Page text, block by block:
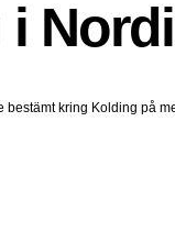
i
kring Kolding på